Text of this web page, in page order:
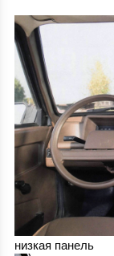
низкая панель